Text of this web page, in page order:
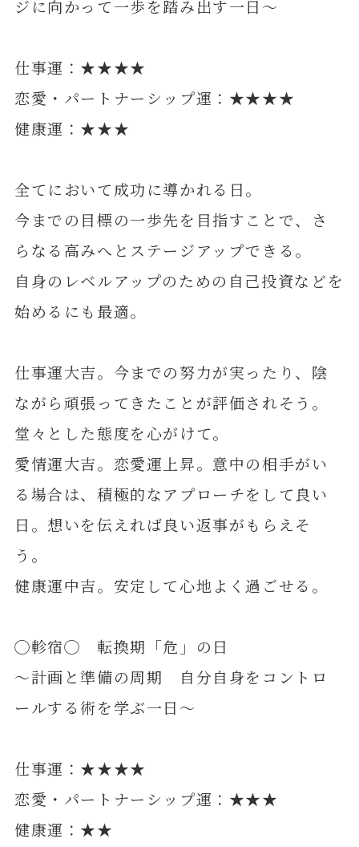
ジに向かって一歩を踏み出す一日～
仕事運：★★★★
恋愛・パートナーシップ運：★★★★
健康運：★★★
全てにおいて成功に導かれる日。
今までの目標の一歩先を目指すことで、さ
らなる高みへとステージアップできる。
自身のレベルアップのための自己投資などを
始めるにも最適。
仕事運大吉。今までの努力が実ったり、陰
ながら頑張ってきたことが評価されそう。
堂々とした態度を心がけて。
愛情運大吉。恋愛運上昇。意中の相手がい
る場合は、積極的なアプローチをして良い
日。想いを伝えれば良い返事がもらえそ
う。
健康運中吉。安定して心地よく過ごせる。
◯軫宿◯ 転換期「危」の日
～計画と準備の周期 自分自身をコントロ
ールする術を学ぶ一日～
仕事運：★★★★
恋愛・パートナーシップ運：★★★
健康運：★★